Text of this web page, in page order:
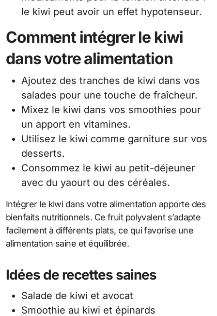
le kiwi peut avoir un effet hypotenseur.
Comment intégrer le kiwi
dans votre alimentation
Ajoutez des tranches de kiwi dans vos
salades pour une touche de fraîcheur.
Mixez le kiwi dans vos smoothies pour
un apport en vitamines.
Utilisez le kiwi comme garniture sur vos
desserts.
Consommez le kiwi au petit-déjeuner
avec du yaourt ou des céréales.
Intégrer le kiwi dans votre alimentation apporte des
bienfaits nutritionnels. Ce fruit polyvalent s’adapte
facilement à différents plats, ce qui favorise une
alimentation saine et équilibrée.
Idées de recettes saines
Salade de kiwi et avocat
Smoothie au kiwi et épinards